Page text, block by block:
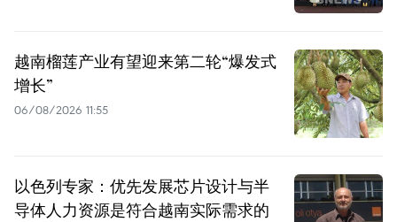
越南榴莲产业有望迎来第二轮“爆发式
增长”
06/08/2026 11:55
以色列专家：优先发展芯片设计与半
导体人力资源是符合越南实际需求的